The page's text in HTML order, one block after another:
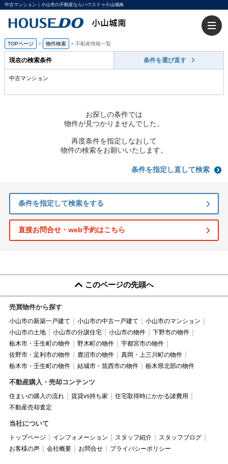
中古マンション｜小山市の不動産ならハウスドゥ小山城南
TOPページ > 物件検索 > 不動産情報一覧
現在の検索条件 条件を選び直す
中古マンション
お探しの条件では
物件が見つかりませんでした。
再度条件を指定しなおして
物件の検索をお願いいたします。
条件を指定し直して検索
条件を指定して検索をする
直接お問合せ・web予約はこちら
このページの先頭へ
売買物件から探す
小山市の新築一戸建て 小山市の中古一戸建て
小山市のマンション
小山市の土地
小山市の分譲住宅 小山市の物件
下野市の物件
栃木市・壬生町の物件
野木町の物件
宇都宮市の物件
佐野市・足利市の物件
鹿沼市の物件
真岡・上三川町の物件
栃木市・壬生町の物件
結城市・筑西市の物件 栃木県北部の物件
不動産購入・売却コンテンツ
住まいの購入の流れ 賃貸vs持ち家
住宅取得時にかかる諸費用
不動産売却査定
当社について
トップページ インフォメーション スタッフ紹介
スタッフブログ
お客様の声
会社概要 お問合せ プライバシーポリシー